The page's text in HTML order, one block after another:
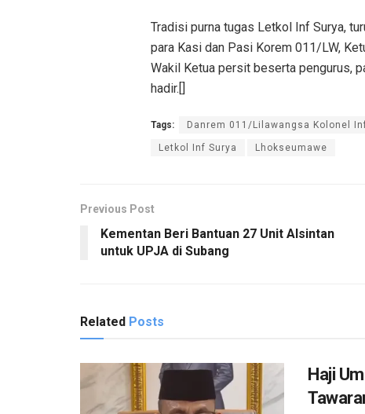
Tradisi purna tugas Letkol Inf Surya,
para Kasi dan Pasi Korem 011/LW,
Wakil Ketua persit beserta pengurus,
hadir.[]
Tags: Danrem 011/Lilawangsa Kolonel
Letkol Inf Surya Lhokseumawe
Previous Post
Kementan Beri Bantuan 27 Unit Alsintan
untuk UPJA di Subang
Related Posts
Haji